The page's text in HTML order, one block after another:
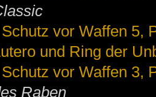
Schutz vor Waffen 5,
und Ring der
Schutz vor Waffen 3,
Raben